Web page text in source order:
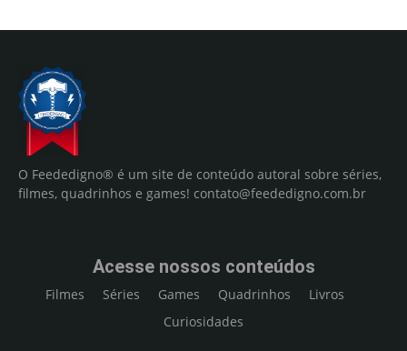
O Feededigno® é um site de conteúdo autoral sobre séries,
filmes, quadrinhos e games! contato@feededigno.com.br
Acesse nossos conteúdos
Filmes Séries Games Quadrinhos
Livros
Curiosidades